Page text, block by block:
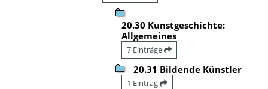
20.30 Kunstgeschichte:
Allgemeines
7 Einträge
20.31 Bildende Künstler
1 Eintrag